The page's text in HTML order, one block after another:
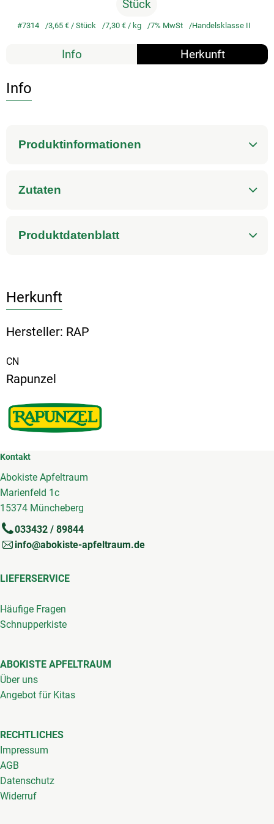
Stück
#7314 3,65 € / Stück 7,30 € / kg 7% MwSt Handelsklasse II
Info Herkunft
Info
Produktinformationen
Zutaten
Produktdatenblatt
Herkunft
Hersteller: RAP
CN
Rapunzel
Kontakt
Abokiste Apfeltraum
Marienfeld 1c
15374 Müncheberg
033432 / 89844
info@abokiste-apfeltraum.de
LIEFERSERVICE
Häufige Fragen
Schnupperkiste
ABOKISTE APFELTRAUM
Über uns
Angebot für Kitas
RECHTLICHES
Impressum
AGB
Datenschutz
Widerruf